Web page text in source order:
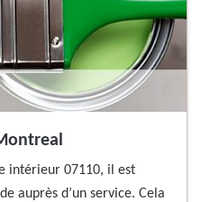
intérieur 07110, il est
auprès d’un service. Cela